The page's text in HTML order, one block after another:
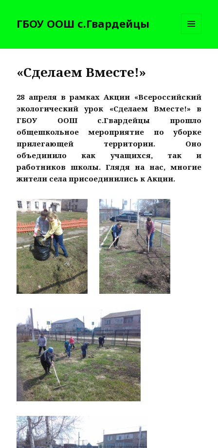
ГБОУ ООШ с.Гвардейцы
И
«Сделаем Вместе!»
28 апреля в рамках Акции «Всероссийский
экологический урок «Сделаем Вместе!» в
ГБОУ ООШ с.Гвардейцы прошло
общешкольное мероприятие по уборке
прилегающей территории. Оно
объединило как учащихся, так и
работников школы. Глядя на нас, многие
жители села присоединились к Акции.